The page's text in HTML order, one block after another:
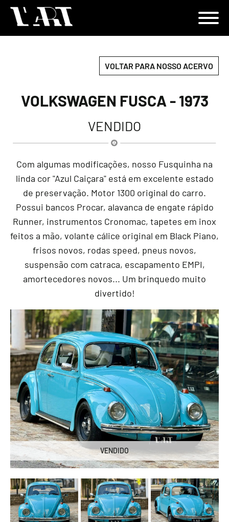
VOLTAR PARA NOSSO ACERVO
VOLKSWAGEN FUSCA - 1973
VENDIDO
Com algumas modificações, nosso Fusquinha na
linda cor "Azul Caiçara" está em excelente estado
de preservação. Motor 1300 original do carro.
Possui bancos Procar, alavanca de engate rápido
Runner, instrumentos Cronomac, tapetes em inox
feitos a mão, volante cálice original em Black Piano,
frisos novos, rodas speed, pneus novos,
suspensão com catraca, escapamento EMPI,
amortecedores novos... Um brinquedo muito
divertido!
VENDIDO